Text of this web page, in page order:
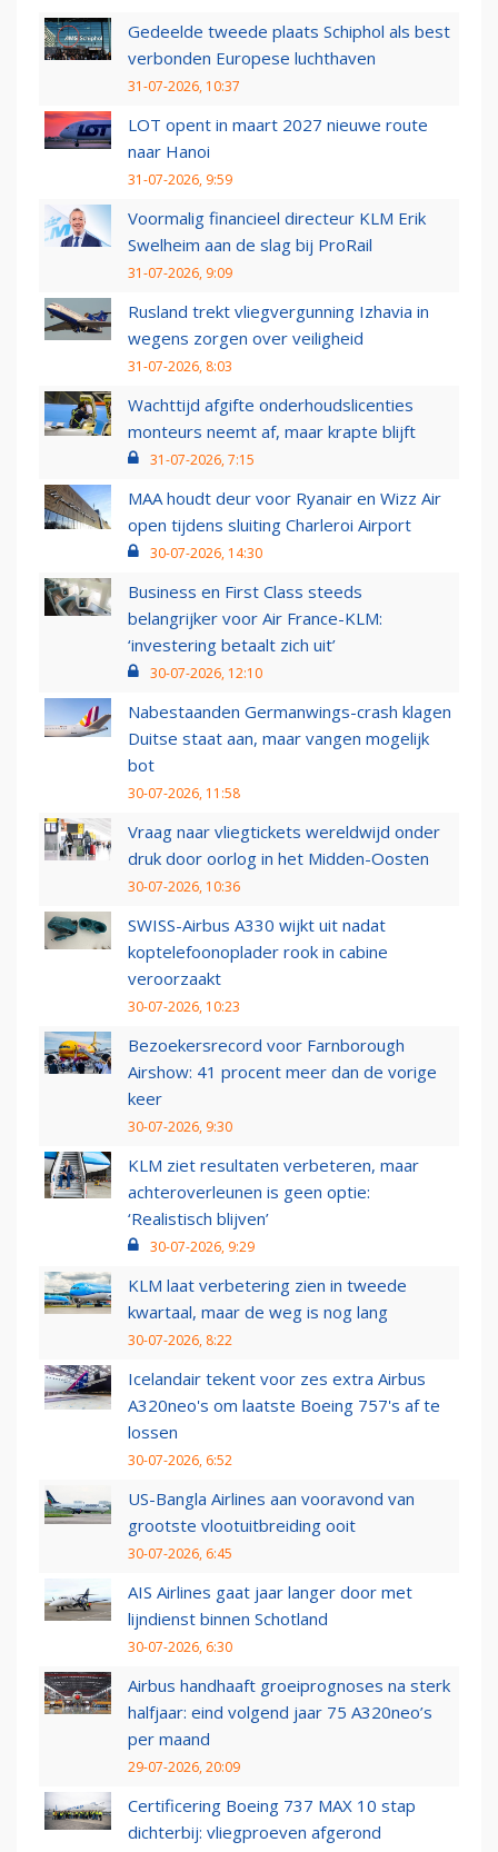
Gedeelde tweede plaats Schiphol als best
verbonden Europese luchthaven
31-07-2026, 10:37
LOT opent in maart 2027 nieuwe route
naar Hanoi
31-07-2026, 9:59
Voormalig financieel directeur KLM Erik
Swelheim aan de slag bij ProRail
31-07-2026, 9:09
Rusland trekt vliegvergunning Izhavia in
wegens zorgen over veiligheid
31-07-2026, 8:03
Wachttijd afgifte onderhoudslicenties
monteurs neemt af, maar krapte blijft
31-07-2026, 7:15
MAA houdt deur voor Ryanair en Wizz Air
open tijdens sluiting Charleroi Airport
30-07-2026, 14:30
Business en First Class steeds
belangrijker voor Air France-KLM:
‘investering betaalt zich uit’
30-07-2026, 12:10
Nabestaanden Germanwings-crash klagen
Duitse staat aan, maar vangen mogelijk
bot
30-07-2026, 11:58
Vraag naar vliegtickets wereldwijd onder
druk door oorlog in het Midden-Oosten
30-07-2026, 10:36
SWISS-Airbus A330 wijkt uit nadat
koptelefoonoplader rook in cabine
veroorzaakt
30-07-2026, 10:23
Bezoekersrecord voor Farnborough
Airshow: 41 procent meer dan de vorige
keer
30-07-2026, 9:30
KLM ziet resultaten verbeteren, maar
achteroverleunen is geen optie:
‘Realistisch blijven’
30-07-2026, 9:29
KLM laat verbetering zien in tweede
kwartaal, maar de weg is nog lang
30-07-2026, 8:22
Icelandair tekent voor zes extra Airbus
A320neo's om laatste Boeing 757's af te
lossen
30-07-2026, 6:52
US-Bangla Airlines aan vooravond van
grootste vlootuitbreiding ooit
30-07-2026, 6:45
AIS Airlines gaat jaar langer door met
lijndienst binnen Schotland
30-07-2026, 6:30
Airbus handhaaft groeiprognoses na sterk
halfjaar: eind volgend jaar 75 A320neo’s
per maand
29-07-2026, 20:09
Certificering Boeing 737 MAX 10 stap
dichterbij: vliegproeven afgerond